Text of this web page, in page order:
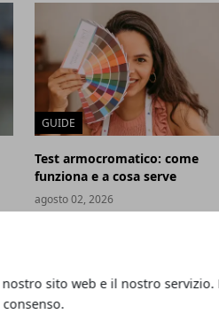
sito web e il nostro servizio.
GUIDE
Test armocromatico: come
funziona e a cosa serve
agosto 02, 2026